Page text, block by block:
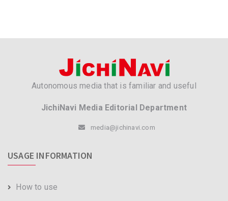
Autonomous media that is familiar and useful
JichiNavi Media Editorial Department
media@jichinavi.com
USAGE INFORMATION
How to use